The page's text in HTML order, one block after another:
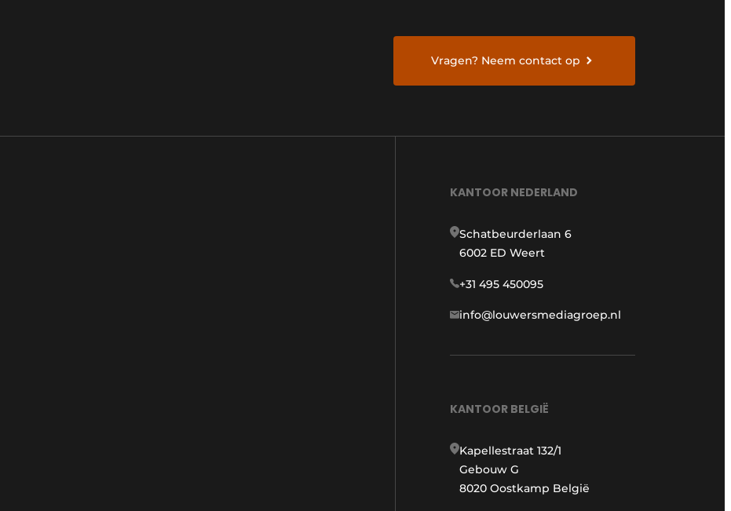
Vragen? Neem contact op
KANTOOR NEDERLAND
Schatbeurderlaan 6
6002 ED Weert
+31 495 450095
info@louwersmediagroep.nl
KANTOOR BELGIË
Kapellestraat 132/1
Gebouw G
8020 Oostkamp België